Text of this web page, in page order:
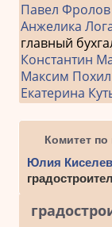
Павел Фролов
Анжелика
главный
Константин
Максим Похил
Екатерина
Комитет по
Юлия